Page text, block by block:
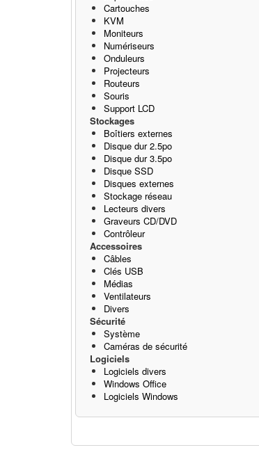
Cartouches
KVM
Moniteurs
Numériseurs
Onduleurs
Projecteurs
Routeurs
Souris
Support LCD
Stockages
Boîtiers externes
Disque dur 2.5po
Disque dur 3.5po
Disque SSD
Disques externes
Stockage réseau
Lecteurs divers
Graveurs CD/DVD
Contrôleur
Accessoires
Câbles
Clés USB
Médias
Ventilateurs
Divers
Sécurité
Système
Caméras de sécurité
Logiciels
Logiciels divers
Windows Office
Logiciels Windows